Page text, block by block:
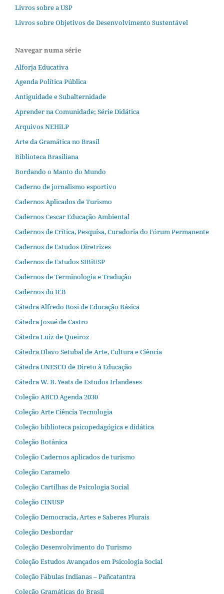
Livros sobre a USP
Livros sobre Objetivos de Desenvolvimento Sustentável
Navegar numa série
Alforja Educativa
Agenda Política Pública
Antiguidade e Subalternidade
Aprender na Comunidade; Série Didática
Arquivos NEHiLP
Arte da Gramática no Brasil
Biblioteca Brasiliana
Bordando o Manto do Mundo
Caderno de jornalismo esportivo
Cadernos Aplicados de Turismo
Cadernos Cescar Educação Ambiental
Cadernos de Crítica, Pesquisa, Curadoria do Fórum Permanente
Cadernos de Estudos Diretrizes
Cadernos de Estudos SIBiUSP
Cadernos de Terminologia e Tradução
Cadernos do IEB
Cátedra Alfredo Bosi de Educação Básica
Cátedra Josué de Castro
Cátedra Luiz de Queiroz
Cátedra Olavo Setubal de Arte, Cultura e Ciência
Cátedra UNESCO de Direto à Educação
Cátedra W. B. Yeats de Estudos Irlandeses
Coleção ABCD Agenda 2030
Coleção Arte Ciência Tecnologia
Coleção biblioteca psicopedagógica e didática
Coleção Botânica
Coleção Cadernos aplicados de turismo
Coleção Caramelo
Coleção Cartilhas de Psicologia Social
Coleção CINUSP
Coleção Democracia, Artes e Saberes Plurais
Coleção Desbordar
Coleção Desenvolvimento do Turismo
Coleção Estudos Avançados em Psicologia Social
Coleção Fábulas Indianas – Pañcatantra
Coleção Gramáticas do Brasil